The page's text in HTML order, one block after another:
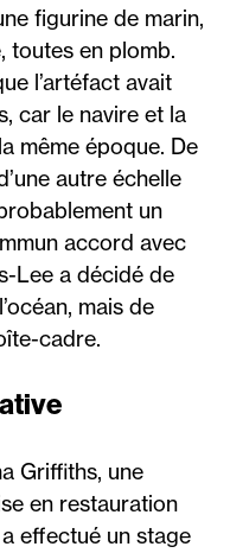
figurine de marin,
toutes en plomb.
l’artéfact avait
car le navire et la
même époque. De
autre échelle
un
accord avec
Lee a décidé de
mais de
cadre.
Griffiths, une
en restauration
a effectué un stage